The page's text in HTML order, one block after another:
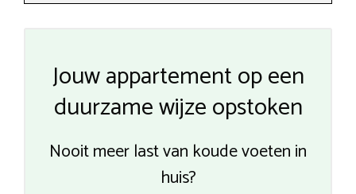
Jouw appartement op een
duurzame wijze opstoken
Nooit meer last van koude voeten in
huis?